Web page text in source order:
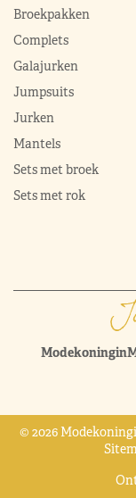
Broekpakken
Complets
Galajurken
Jumpsuits
Jurken
Mantels
Sets met broek
Sets met rok
© 2026